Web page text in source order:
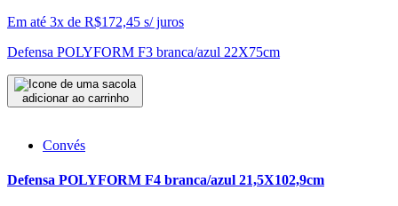
Em até 3x de R$172,45 s/ juros
Defensa POLYFORM F3 branca/azul 22X75cm
adicionar ao carrinho
Convés
Defensa POLYFORM F4 branca/azul 21,5X102,9cm